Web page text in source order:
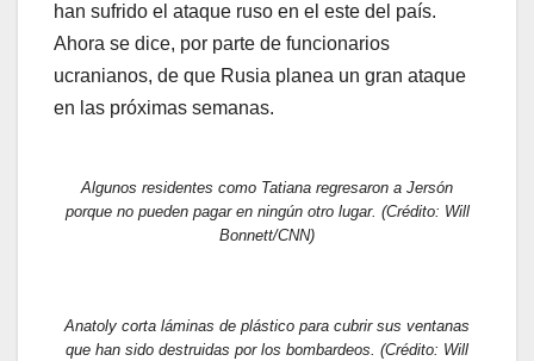
han sufrido el ataque ruso en el este del país.
Ahora se dice, por parte de funcionarios
ucranianos, de que Rusia planea un gran ataque
en las próximas semanas.
Algunos residentes como Tatiana regresaron a Jersón
porque no pueden pagar en ningún otro lugar. (Crédito: Will
Bonnett/CNN)
Anatoly corta láminas de plástico para cubrir sus ventanas
que han sido destruidas por los bombardeos. (Crédito: Will